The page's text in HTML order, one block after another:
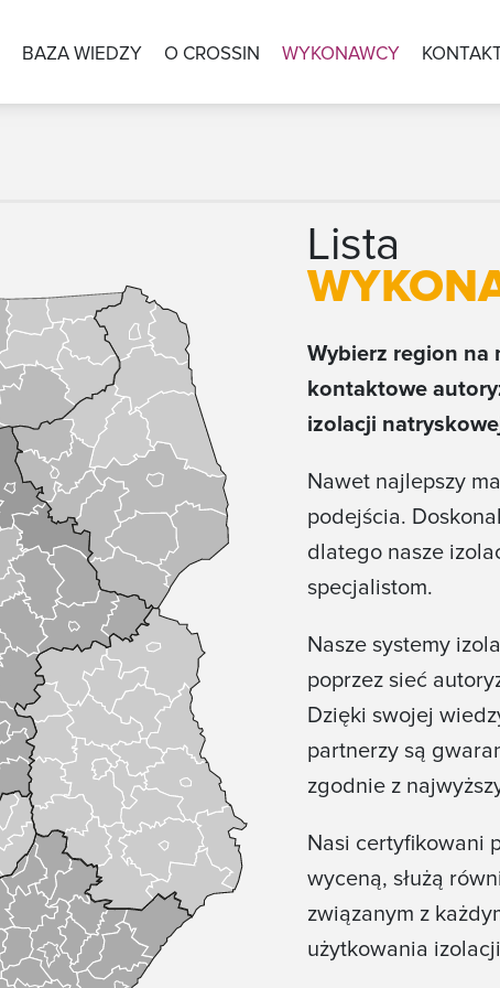
BAZA WIEDZY O CROSSIN WYKONAWCY
Lista
Wybierz region na
kontaktowe
izolacji
Nawet najlepszy
podejścia.
dlatego nasze
specjalistom.
Nasze systemy
poprzez sieć
Dzięki swojej
partnerzy są
zgodnie z
Nasi certyfikowani
wyceną, służą
związanym z
użytkowania